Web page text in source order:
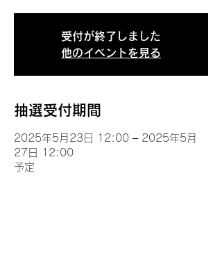
受付が終了しました
他のイベントを見る
抽選受付期間
2025年5月23日 12:00 – 2025年5月
27日 12:00
予定